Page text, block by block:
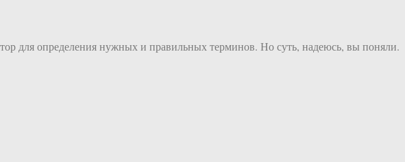
для определения нужных и правильных терминов. Но суть, надеюсь, вы поняли.